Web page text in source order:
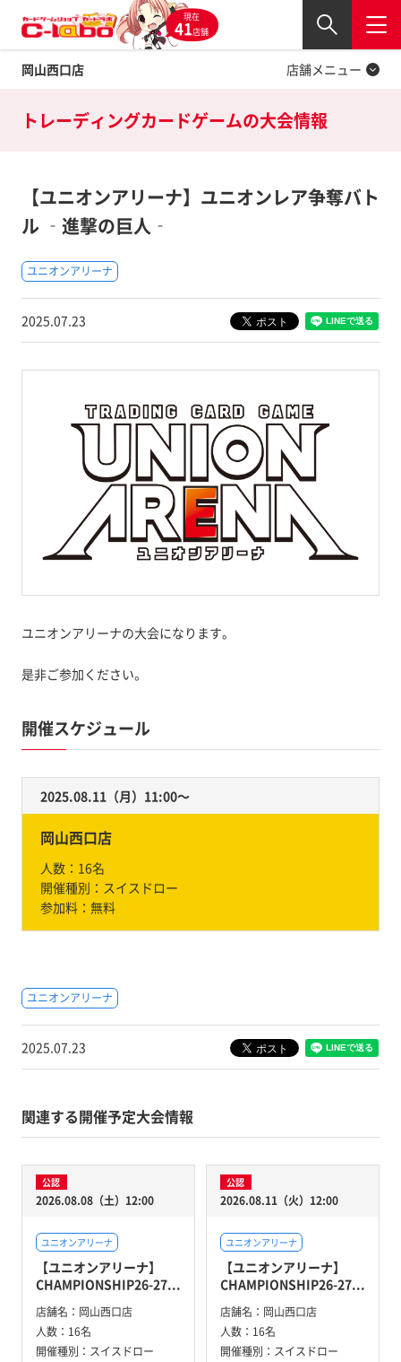
現在
41店舗
岡山西口店
閉じる
店舗メニュー
Twitter
トレーディングカードゲームの大会情報
【ユニオンアリーナ】ユニオンレア争奪バト
ル ‐進撃の巨人‐
ユニオンアリーナ
2025.07.23
ユニオンアリーナの大会になります。
是非ご参加ください。
開催スケジュール
2025.08.11（月）11:00〜
岡山西口店
人数： 16名
開催種別： スイスドロー
参加料： 無料
ユニオンアリーナ
2025.07.23
関連する開催予定大会情報
公認
2026.08.08（土）12:00
ユニオンアリーナ
【ユニオンアリーナ】
CHAMPIONSHIP26-27...
店舗名： 岡山西口店
人数： 16名
開催種別： スイスドロー
公認
2026.08.11（火）12:00
ユニオンアリーナ
【ユニオンアリーナ】
CHAMPIONSHIP26-27...
店舗名： 岡山西口店
人数： 16名
開催種別： スイスドロー